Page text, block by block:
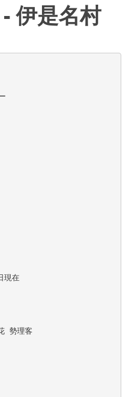
伊是名村
現在
勢理客